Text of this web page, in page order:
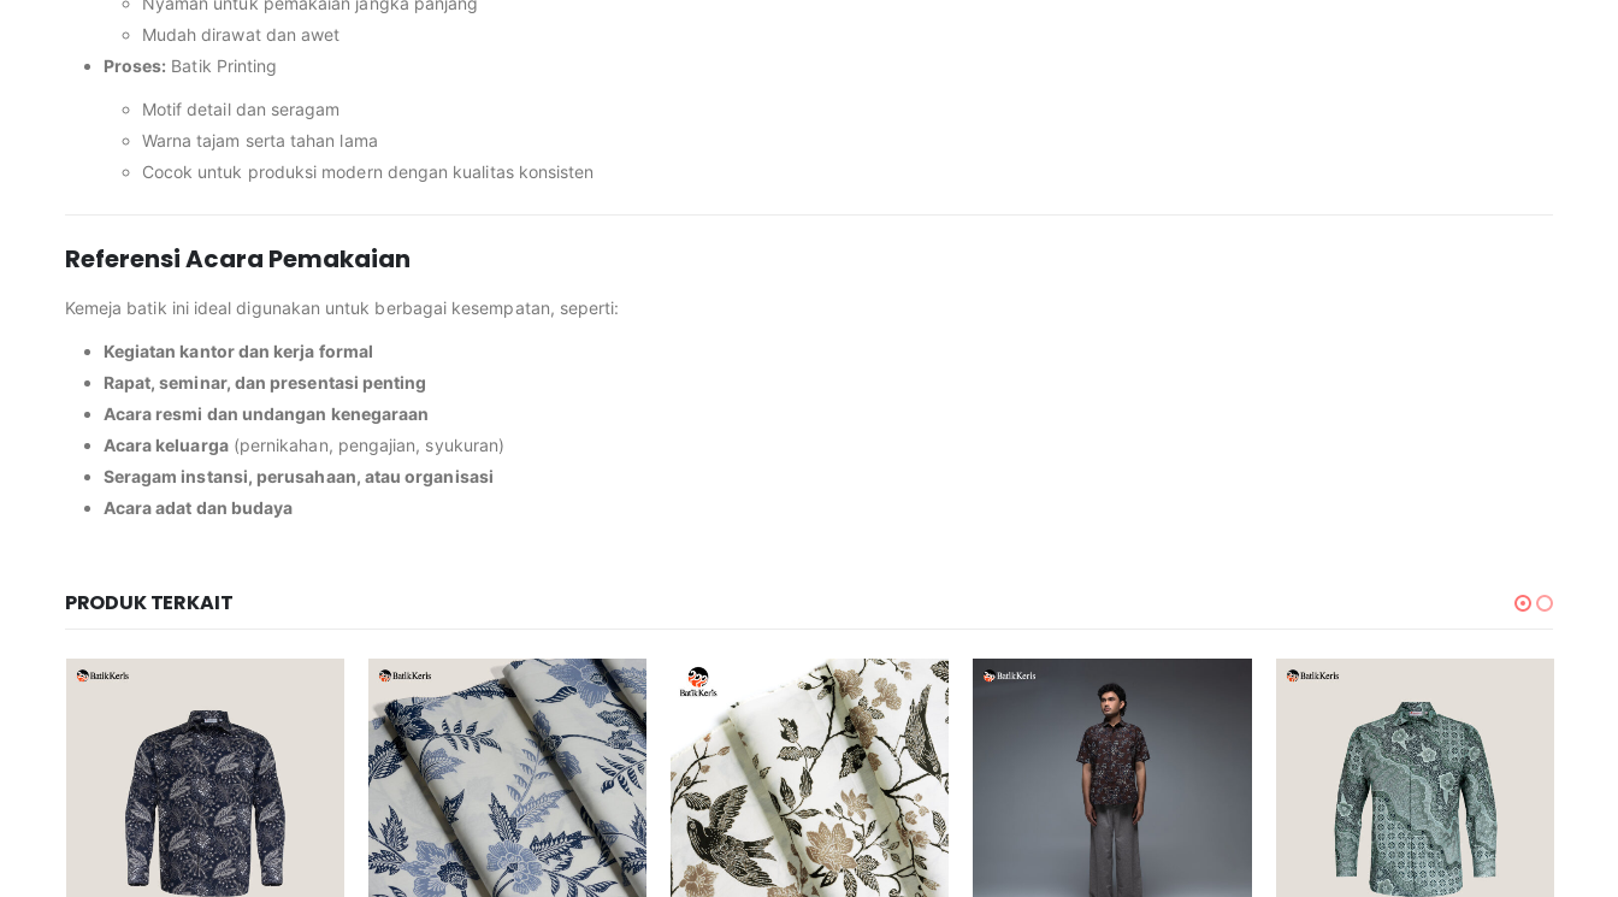
Mudah dirawat dan awet
Proses: Batik Printing
Motif detail dan seragam
Warna tajam serta tahan lama
Cocok untuk produksi modern dengan kualitas konsisten
Referensi Acara Pemakaian
Kemeja batik ini ideal digunakan untuk berbagai kesempatan, seperti:
Kegiatan kantor dan kerja formal
Rapat, seminar, dan presentasi penting
Acara resmi dan undangan kenegaraan
Acara keluarga(pernikahan, pengajian, syukuran)
Seragam instansi, perusahaan, atau organisasi
Acara adat dan budaya
PRODUK TERKAIT